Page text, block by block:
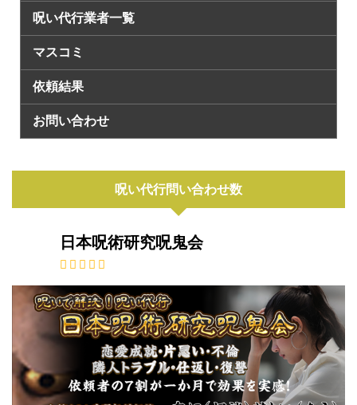
呪い代行業者一覧
マスコミ
依頼結果
お問い合わせ
呪い代行問い合わせ数
日本呪術研究呪鬼会